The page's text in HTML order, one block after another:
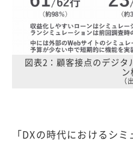
図表2：顧客接点のデジタ
（
「DXの時代におけるシ